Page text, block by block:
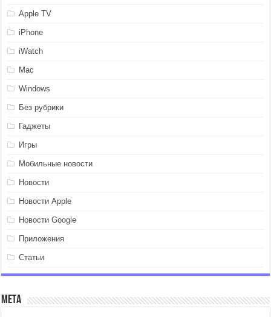
Apple TV
iPhone
iWatch
Mac
Windows
Без рубрики
Гаджеты
Игры
Мобильные новости
Новости
Новости Apple
Новости Google
Приложения
Статьи
Мета